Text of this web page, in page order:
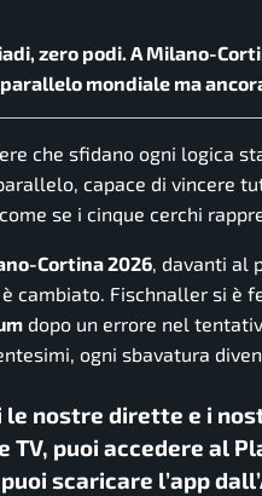
zero podi. A Milano-
mondiale ma
che sfidano ogni logica
capace di vincere
se i cinque cerchi
Cortina 2026, davanti al
cambiato. Fischnaller si è
dopo un errore nel
ogni sbavatura
le nostre dirette e i
TV, puoi accedere al
puoi scaricare l’app